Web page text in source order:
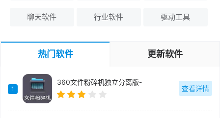
聊天软件 行业软件 驱动工具
热门软件 更新软件
1
360文件粉碎机独立分离版-
查看详情